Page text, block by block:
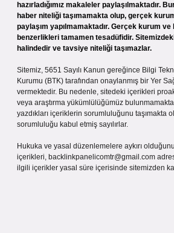
hazırladığımız makaleler paylaşılmaktadır.
haber niteliği taşımamakta olup, gerçek
paylaşım yapılmamaktadır. Gerçek kurum
benzerlikleri tamamen tesadüfidir.
halindedir ve tavsiye niteliği taşımazlar.
Sitemiz, 5651 Sayılı Kanun gereğince Bilgi
Kurumu (BTK) tarafından onaylanmış bir Yer
vermektedir. Bu nedenle, sitedeki içerikleri
veya araştırma yükümlülüğümüz
yazdıkları içeriklerin sorumluluğunu taşımakta
sorumluluğu kabul etmiş sayılırlar.
Hukuka ve yasal düzenlemelere aykırı
içerikleri, backlinkpanelicomtr@gmail.com
ilgili içerikler yasal süre içerisinde sitemizden